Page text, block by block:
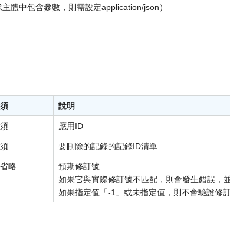
體中包含參數，則需設定application/json）
說明
應用ID
要刪除的記錄的記錄ID清單
略
預期修訂號
如果它與實際修訂號不匹配，則會發生錯誤，
如果指定值「-1」或未指定值，則不會驗證修訂